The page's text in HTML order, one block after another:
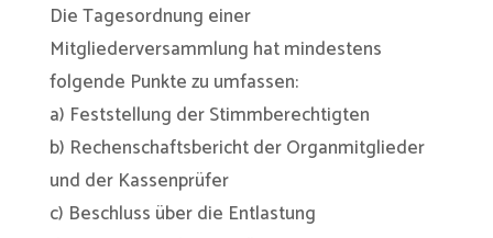
Die Tagesordnung einer
Mitgliederversammlung hat mindestens
folgende Punkte zu umfassen:
a) Feststellung der Stimmberechtigten
b) Rechenschaftsbericht der Organmitglieder
und der Kassenprüfer
c) Beschluss über die Entlastung